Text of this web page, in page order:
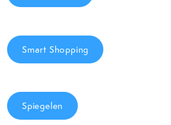
Smart Shopping
Spiegelen